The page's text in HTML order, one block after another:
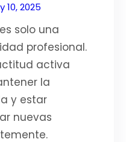
10, 2025
solo una
profesional.
activa
la
y estar
nuevas